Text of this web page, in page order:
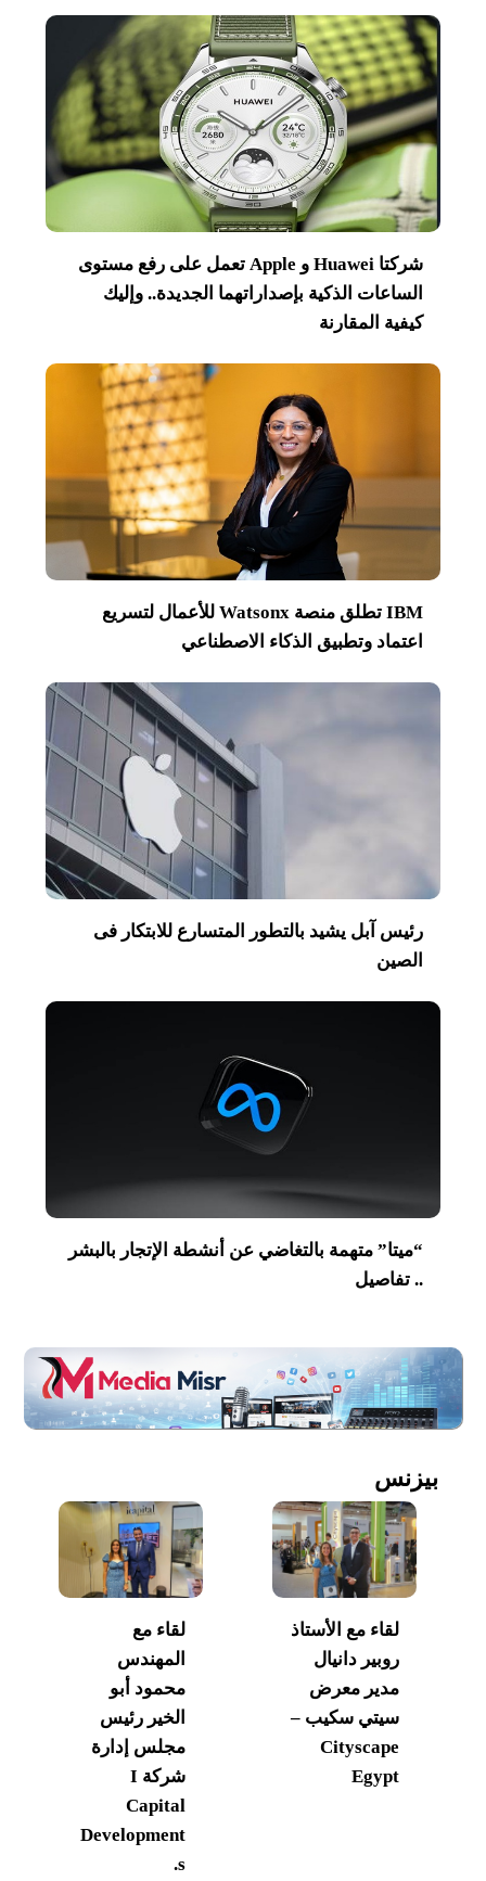
شركتا Huawei و Apple تعمل على رفع مستوى
الساعات الذكية بإصداراتهما الجديدة.. وإليك
كيفية المقارنة
IBM تطلق منصة Watsonx للأعمال لتسريع
اعتماد وتطبيق الذكاء الاصطناعي
رئيس آبل يشيد بالتطور المتسارع للابتكار فى
الصين
“ميتا” متهمة بالتغاضي عن أنشطة الإتجار بالبشر
.. تفاصيل
بيزنس
لقاء مع الأستاذ
روبير دانيال
مدير معرض
سيتي سكيب –
Cityscape
Egypt
لقاء مع
المهندس
محمود أبو
الخير رئيس
مجلس إدارة
شركة I
Capital
Development
s.